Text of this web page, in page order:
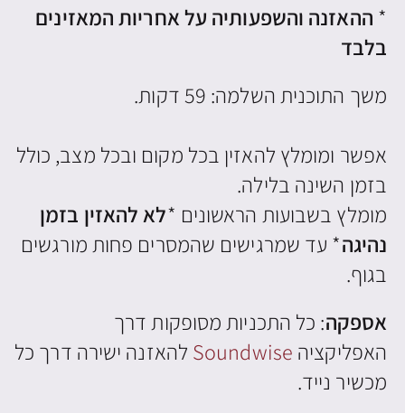
* ההאזנה והשפעותיה על אחריות המאזינים
בלבד
משך התוכנית השלמה: 59 דקות.
אפשר ומומלץ להאזין בכל מקום ובכל מצב, כולל
בזמן השינה בלילה.
מומלץ בשבועות הראשונים *לא להאזין בזמן
נהיגה* עד שמרגישים שהמסרים פחות מורגשים
בגוף.
אספקה: כל התכניות מסופקות דרך
האפליקציה Soundwise להאזנה ישירה דרך כל
מכשיר נייד.